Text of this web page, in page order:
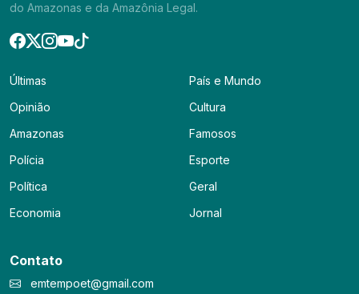
do Amazonas e da Amazônia Legal.
Últimas
Opinião
Amazonas
Polícia
Política
Economia
País e Mundo
Cultura
Famosos
Esporte
Geral
Jornal
Contato
emtempoet@gmail.com